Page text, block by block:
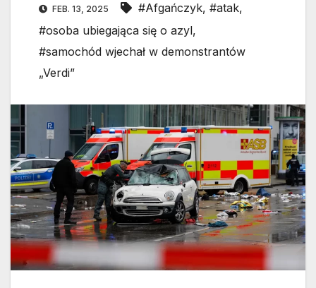
FEB. 13, 2025 #Afgańczyk, #atak,
#osoba ubiegająca się o azyl,
#samochód wjechał w demonstrantów
„Verdi”